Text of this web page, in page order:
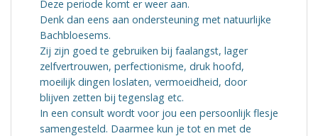
Deze periode komt er weer aan.
Denk dan eens aan ondersteuning met natuurlijke
Bachbloesems.
Zij zijn goed te gebruiken bij faalangst, lager
zelfvertrouwen, perfectionisme, druk hoofd,
moeilijk dingen loslaten, vermoeidheid, door
blijven zetten bij tegenslag etc.
In een consult wordt voor jou een persoonlijk flesje
samengesteld. Daarmee kun je tot en met de